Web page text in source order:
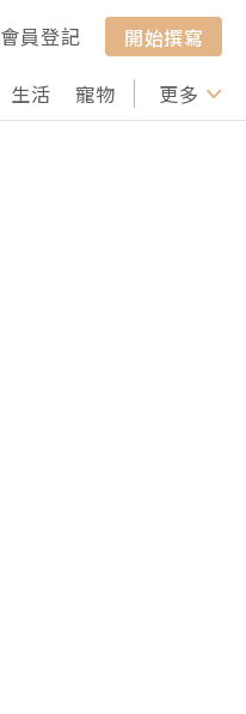
會員登記
開始撰寫
生活 寵物 行山 打卡
更多